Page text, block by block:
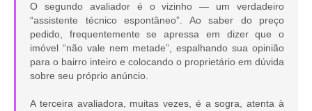
O segundo avaliador é o vizinho — um verdadeiro
“assistente técnico espontâneo”. Ao saber do preço
pedido, frequentemente se apressa em dizer que o
imóvel “não vale nem metade”, espalhando sua opinião
para o bairro inteiro e colocando o proprietário em dúvida
sobre seu próprio anúncio.
A terceira avaliadora, muitas vezes, é a sogra, atenta à